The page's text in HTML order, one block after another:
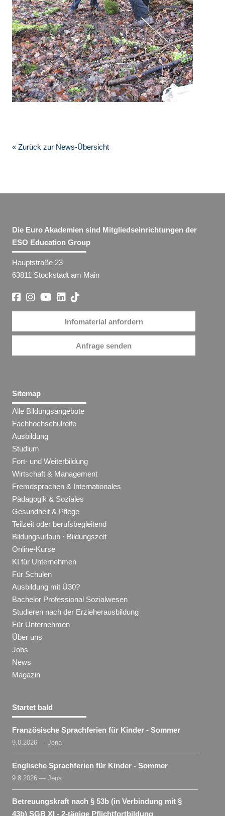
« Zurück zur News-Übersicht
Die Euro Akademien sind Mitgliedseinrichtungen der
ESO Education Group
Hauptstraße 23
63811 Stockstadt am Main
Infomaterial anfordern
Anfrage senden
Sitemap
Alle Bildungsangebote
Fachhochschulreife
Ausbildung
Studium
Fort- und Weiterbildung
Wirtschaft & Management
Fremdsprachen & Internationales
Pädagogik & Soziales
Gesundheit & Pflege
Teilzeit oder berufsbegleitend
Bildungsurlaub · Bildungszeit
Online-Kurse
KI für Unternehmen
Für Schulen
Ausbildung mit Ü30?
Bachelor Professional Sozialwesen
Studieren nach der Erzieherausbildung
Für Unternehmen
Über uns
Jobs
News
Magazin
Startet bald
Französische Sprachferien für Kinder - Sommer
9.8.2026 — Jena
Englische Sprachferien für Kinder - Sommer
9.8.2026 — Jena
Betreuungskraft nach § 53b (in Verbindung mit §
43b) SGB XI - 2-tägige Pflichtfortbildung